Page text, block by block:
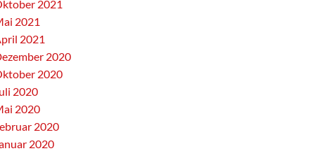
2021
2021
2021
2020
2020
2020
2020
2020
2020